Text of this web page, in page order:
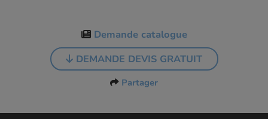
Demande catalogue
DEMANDE DEVIS GRATUIT
Partager